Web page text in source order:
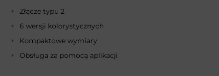
Złącze typu 2
6 wersji kolorystycznych
Kompaktowe wymiary
Obsługa za pomocą aplikacji